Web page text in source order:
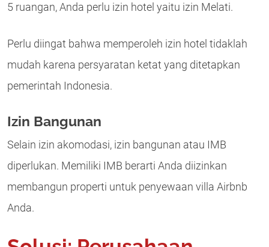
5 ruangan, Anda perlu izin hotel yaitu izin Melati.
Perlu diingat bahwa memperoleh izin hotel tidaklah
mudah karena persyaratan ketat yang ditetapkan
pemerintah Indonesia.
Izin Bangunan
Selain izin akomodasi, izin bangunan atau IMB
diperlukan. Memiliki IMB berarti Anda diizinkan
membangun properti untuk penyewaan villa Airbnb
Anda.